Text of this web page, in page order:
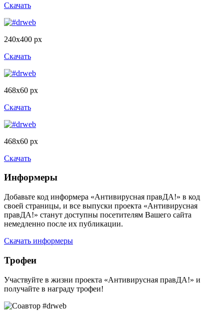
Скачать
240x400 px
Скачать
468x60 px
Скачать
468x60 px
Скачать
Информеры
Добавьте код информера «Антивирусная правДА!» в код
своей страницы, и все выпуски проекта «Антивирусная
правДА!» станут доступны посетителям Вашего сайта
немедленно после их публикации.
Скачать информеры
Трофеи
Участвуйте в жизни проекта «Антивирусная правДА!» и
получайте в награду трофеи!